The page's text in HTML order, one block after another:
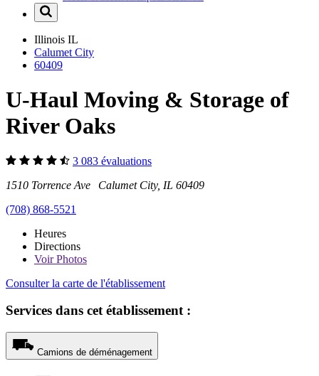
Illinois IL
Calumet City
60409
U-Haul Moving & Storage of
River Oaks
3 083 évaluations
1510 Torrence Ave Calumet City, IL 60409
(708) 868-5521
Heures
Directions
VoirPhotos
Consulter la carte de l'établissement
Services dans cet établissement :
Camions de déménagement